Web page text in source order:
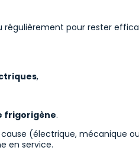
pour rester
,
frigorigène.
(électrique, mécanique
en service.